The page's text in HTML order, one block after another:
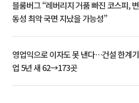
블룸버그 “레버리지 거품 빠진 코스피, 변
동성 최악 국면 지났을 가능성”
영업익으로 이자도 못 낸다…건설 한계기
업 5년 새 62→173곳